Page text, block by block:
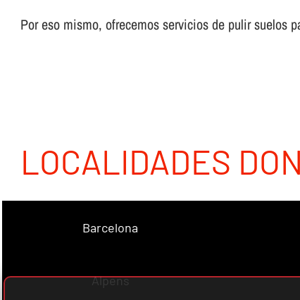
Por eso mismo, ofrecemos servicios de pulir suelos
LOCALIDADES
Barcelona
Alpens